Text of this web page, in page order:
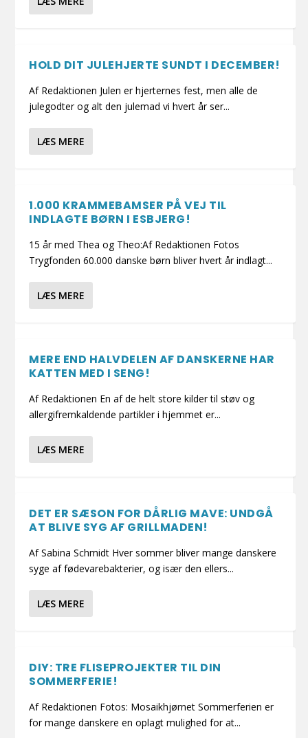
HOLD DIT JULEHJERTE SUNDT I DECEMBER!
Af Redaktionen Julen er hjerternes fest, men alle de
julegodter og alt den julemad vi hvert år ser...
LÆS MERE
1.000 KRAMMEBAMSER PÅ VEJ TIL
INDLAGTE BØRN I ESBJERG!
15 år med Thea og Theo:Af Redaktionen Fotos
Trygfonden 60.000 danske børn bliver hvert år indlagt...
LÆS MERE
MERE END HALVDELEN AF DANSKERNE HAR
KATTEN MED I SENG!
Af Redaktionen En af de helt store kilder til støv og
allergifremkaldende partikler i hjemmet er...
LÆS MERE
DET ER SÆSON FOR DÅRLIG MAVE: UNDGÅ
AT BLIVE SYG AF GRILLMADEN!
Af Sabina Schmidt Hver sommer bliver mange danskere
syge af fødevarebakterier, og især den ellers...
LÆS MERE
DIY: TRE FLISEPROJEKTER TIL DIN
SOMMERFERIE!
Af Redaktionen Fotos: Mosaikhjørnet Sommerferien er
for mange danskere en oplagt mulighed for at...